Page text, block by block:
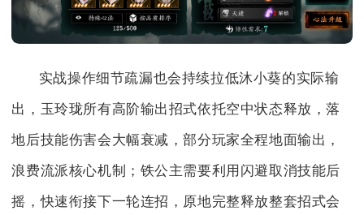
实战操作细节疏漏也会持续拉低沐小葵的实际输
出，玉玲珑所有高阶输出招式依托空中状态释放，落
地后技能伤害会大幅衰减，部分玩家全程地面输出，
浪费流派核心机制；铁公主需要利用闪避取消技能后
摇，快速衔接下一轮连招，原地完整释放整套招式会